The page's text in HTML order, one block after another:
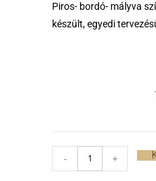
Piros- bordó- mályva
készült, egyedi
- +